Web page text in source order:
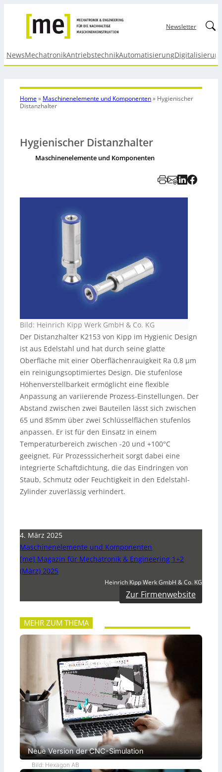
Newsletter
NewsMechatronikAntriebstechnikAutomatisierung
Home» Maschinenelemente und Komponenten» Hygienischer
Distanzhalter
Hygienischer Distanzhalter
Maschinenelemente und Komponenten
Bild: Heinrich Kipp Werk GmbH & Co. KG
Der Distanzhalter K2153 von Kipp im Hygienic Design
ist aus Edelstahl und hat durch seine glatte
Oberfläche mit einer Oberflächenrauigkeit Ra 0,8 µm
ein reinigungsoptimiertes Design. Die stufenlose
Höhenverstellbarkeit ermöglicht eine flexible
Anpassung an variierende Prozess-Einstellungen. Der
Abstand zwischen zwei Bauteilen lässt sich zwischen
65 und 85mm über zwei Schlüsselflächen stufenlos
anpassen. Er ist für den Einsatz in einem
Temperaturbereich zwischen -20 und +100°C
geeignet. Für Prozesssicherheit sorgt dabei eine
integrierte Schaftdichtung, die das Eindringen von
Staub, Schmutz oder Feuchtigkeit in den Edelstahl-
Zylinder zuverlässig verhindert.
4. März 2025
Maschinenelemente und Komponenten
[me] Magazin für Mechatronik & Engineering 1+2
(März) 2025
Heinrich Kipp Werk GmbH & Co. KG
Zur Firmenwebsite
MEHR ZUM THEMA
Neue Version der CNC-Simulation
Bild: Hexagon AB